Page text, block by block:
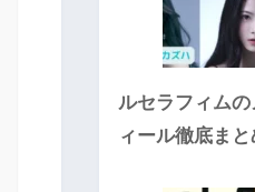
ルセラフィム
ィール徹底まと